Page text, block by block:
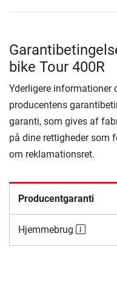
bike Tour 400R
Yderligere informationer
producentens
garanti, som gives af
på dine rettigheder som
om reklamationsret.
Producentgaranti
Hjemmebrug